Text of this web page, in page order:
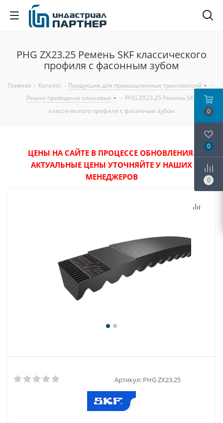
PHG ZX23.25 Ремень SKF классического
профиля с фасонным зубом
Главная - Каталог - Продукция для промышленных трансмиссий
-
Ремни приводные клиновые
- PHG ZX23.25 Ремень SKF
классического профиля с фасонным зубом
ЦЕНЫ НА САЙТЕ В ПРОЦЕССЕ ОБНОВЛЕНИЯ.
АКТУАЛЬНЫЕ ЦЕНЫ УТОЧНЯЙТЕ У НАШИХ
МЕНЕДЖЕРОВ
Артикул: PHG ZX23.25
0
0
0